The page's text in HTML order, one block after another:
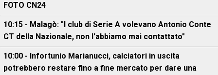
FOTO CN24
10:15 - Malagò: "I club di Serie A volevano Antonio Conte
CT della Nazionale, non l'abbiamo mai contattato"
10:00 - Infortunio Marianucci, calciatori in uscita
potrebbero restare fino a fine mercato per dare una